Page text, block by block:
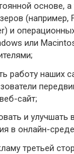
основе,
(например,
и
или
работу наших
сайт;
и улучшать
в онлайн-
третьей